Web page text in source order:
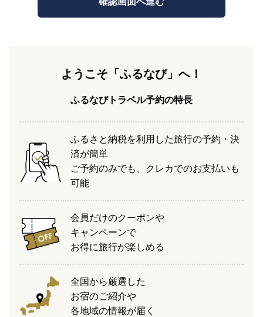
ようこそ「ふるなび」へ！
ふるなびトラベル予約の特長
ふるさと納税を利用した旅行の予約・決
済が簡単
ご予約のみでも、クレカでのお支払いも
可能
会員だけのクーポンや
キャンペーンで
お得に旅行が楽しめる
全国から厳選した
お宿のご紹介や
各地域の情報が届く